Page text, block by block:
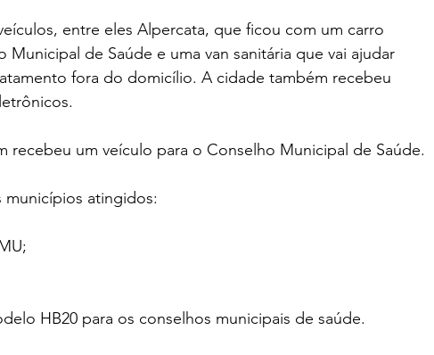
entre eles Alpercata, que ficou com um carro
de Saúde e uma van sanitária que vai ajudar
fora do domicílio. A cidade também recebeu
recebeu um veículo para o Conselho Municipal de Saúde.
atingidos:
HB20 para os conselhos municipais de saúde.